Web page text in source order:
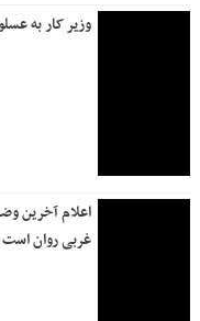
وزیر کار به
اعلام آخرین
غربی روان است